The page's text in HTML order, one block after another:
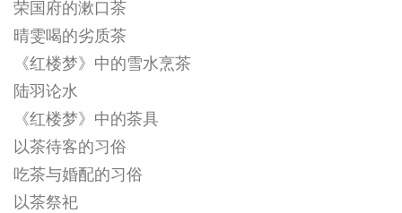
荣国府的漱口茶
晴雯喝的劣质茶
《红楼梦》中的雪水烹茶
陆羽论水
《红楼梦》中的茶具
以茶待客的习俗
吃茶与婚配的习俗
以茶祭祀